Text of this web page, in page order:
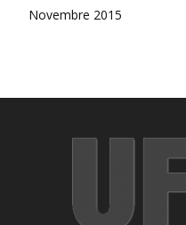
Novembre 2015